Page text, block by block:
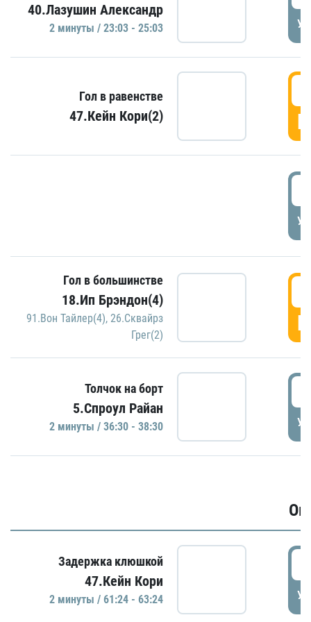
40.Лазушин Александр
2 минуты / 23:03 - 25:03
Гол в равенстве
47.Кейн Кори(2)
Гол в большинстве
18.Ип Брэндон(4)
91.Вон Тайлер(4), 26.Сквайрз
Грег(2)
Толчок на борт
5.Спроул Райан
2 минуты / 36:30 - 38:30
Задержка клюшкой
47.Кейн Кори
2 минуты / 61:24 - 63:24